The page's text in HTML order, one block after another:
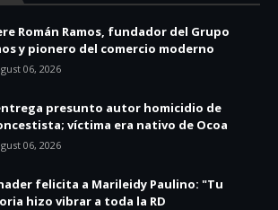
Román Ramos, fundador del Grupo
y pionero del comercio moderno
06, 2026
presunto autor homicidio de
víctima era nativo de Ocoa
06, 2026
felicita a Marileidy Paulino: "Tu
hizo vibrar a toda la RD